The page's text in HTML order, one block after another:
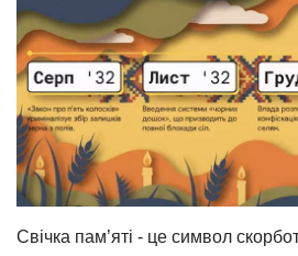
Свічка пам’яті - це символ